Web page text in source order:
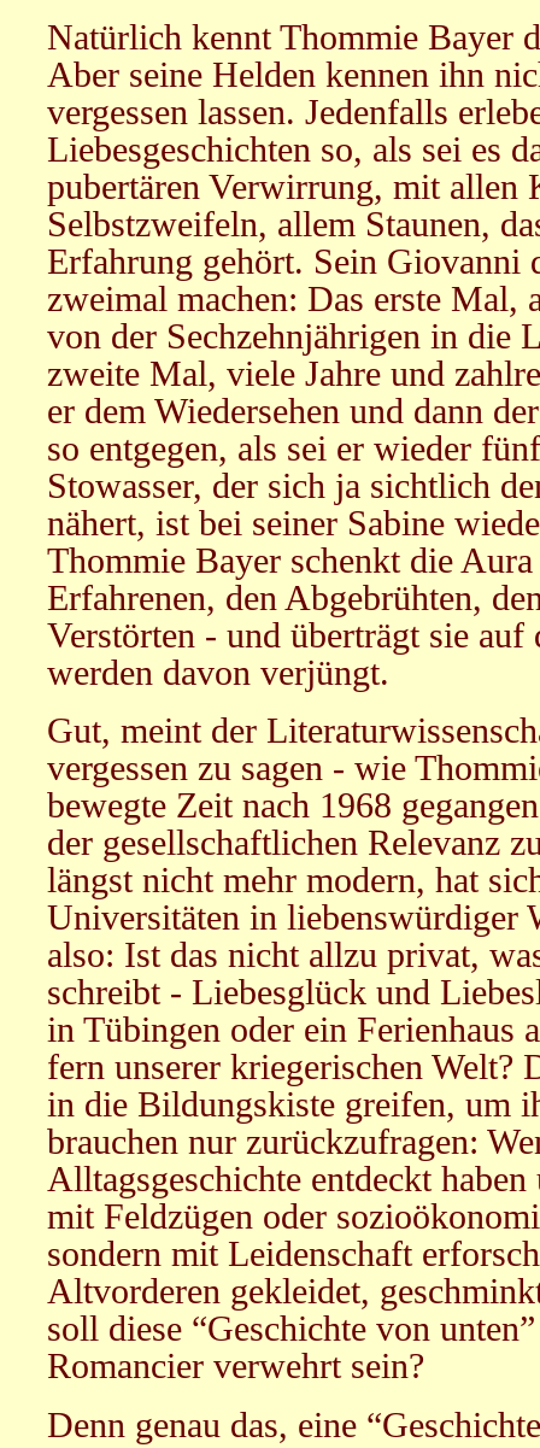
Natürlich kennt Thommie Bayer
Aber seine Helden kennen ihn
vergessen lassen. Jedenfalls
Liebesgeschichten so, als sei es
pubertären Verwirrung, mit allen
Selbstzweifeln, allem Staunen,
Erfahrung gehört. Sein Giovanni
zweimal machen: Das erste Mal,
von der Sechzehnjährigen in die
zweite Mal, viele Jahre und
er dem Wiedersehen und dann
so entgegen, als sei er wieder
Stowasser, der sich ja sichtlich
nähert, ist bei seiner Sabine
Thommie Bayer schenkt die
Erfahrenen, den Abgebrühten,
Verstörten - und überträgt sie auf
werden davon verjüngt.
Gut, meint der
vergessen zu sagen - wie
bewegte Zeit nach 1968
der gesellschaftlichen Relevanz
längst nicht mehr modern, hat
Universitäten in liebenswürdiger
also: Ist das nicht allzu privat,
schreibt - Liebesglück und
in Tübingen oder ein Ferienhaus
fern unserer kriegerischen Welt?
in die Bildungskiste greifen, um
brauchen nur zurückzufragen:
Alltagsgeschichte entdeckt
mit Feldzügen oder
sondern mit Leidenschaft
Altvorderen gekleidet,
soll diese “Geschichte von
Romancier verwehrt sein?
Denn genau das, eine